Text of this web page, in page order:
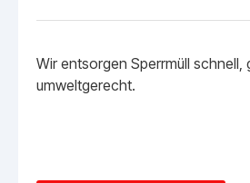
Wir entsorgen Sperrmüll schnell,
umweltgerecht.